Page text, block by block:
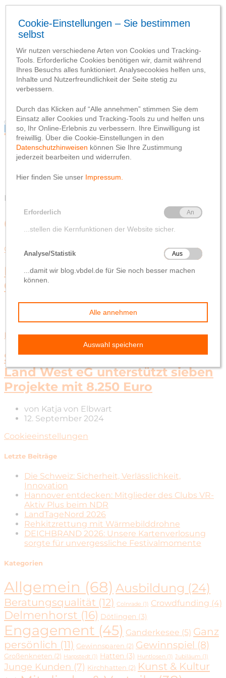
Blog
Webseite
Datenschutzhinweis
Impressum
Blog
Webseite
Impressum
Kategorien durchsuchen
Großenkneten
Großenkneten Huntlosen Rund ums Geld
Neues Kapitel in Huntlosen –
Geldautomaten bleiben
Katja von Elbwart
Engagement Großenkneten Hatten Wardenburg
Stiftung der VR Bank Oldenburg
Land West eG unterstützt sieben
Projekte mit 8.250 Euro
von Katja von Elbwart
12. September 2024
Cookieeinstellungen
Letzte Beiträge
Die Schweiz: Sicherheit, Verlässlichkeit,
Innovation
Hannover entdecken: Mitglieder des Clubs VR-
Aktiv Plus beim NDR
LandTageNord 2026
Rehkitzrettung mit Wärmebilddrohne
DEICHBRAND 2026: Unsere Kartenverlosung
sorgte für unvergessliche Festivalmomente
Kategorien
Allgemein (68) Ausbildung (24)
Beratungsqualität (12) Colnrade (1) Crowdfunding (4)
Delmenhorst (16) Dötlingen (3)
Engagement (45) Ganderkesee (5) Ganz
persönlich (11) Gewinnsparen (2) Gewinnspiel (8)
Großenkneten (2) Harpstedt (1) Hatten (3) Huntlosen (1) Jubiläum (1)
Junge Kunden (7) Kirchhatten (2) Kunst & Kultur